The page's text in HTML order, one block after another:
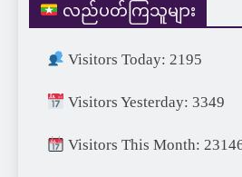
လည်ပတ်ကြသူများ
Visitors Today: 2195
Visitors Yesterday: 3349
Visitors This Month: